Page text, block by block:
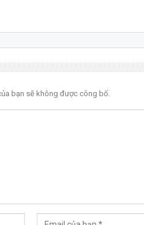
bạn sẽ không được công bố.